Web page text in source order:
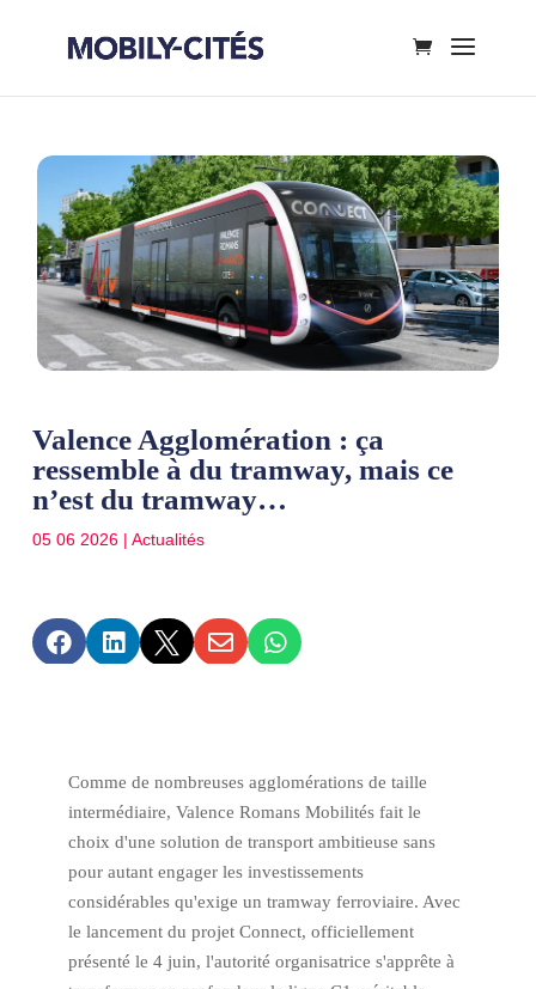
Valence Agglomération : ça
ressemble à du tramway, mais ce
n’est du tramway…
05 06 2026| Actualités
    
Comme de nombreuses agglomérations de taille
intermédiaire, Valence Romans Mobilités fait le
choix d'une solution de transport ambitieuse sans
pour autant engager les investissements
considérables qu'exige un tramway ferroviaire. Avec
le lancement du projet Connect, officiellement
présenté le 4 juin, l'autorité organisatrice s'apprête à